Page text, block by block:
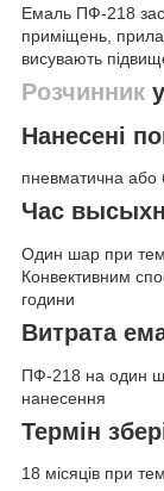
Емаль ПФ-218
приміщень,
висувають
Розчинник
Нанесені
пневматична або
Час
Один шар при
Конвективним
години
Витрата
ПФ-218 на один
нанесення
Термін
18 місяців при